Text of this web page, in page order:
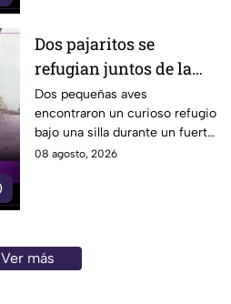
Dos pajaritos se
refugian juntos de la
lluvia y se vuelven
virales
Dos pequeñas aves
encontraron un curioso refugio
bajo una silla durante un fuerte
aguacero y conmovieron a
08 agosto, 2026
Ver más